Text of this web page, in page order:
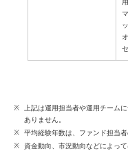
上記は運用担当者や運用チーム
ありません。
平均経験年数は、ファンド担当者
資金動向、市況動向などによっ